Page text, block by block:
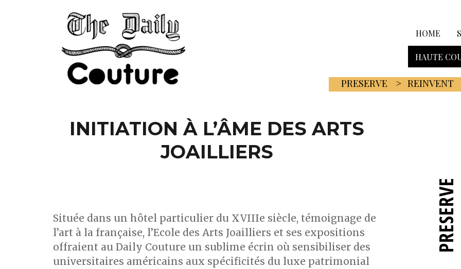
HOME
HAUTE
PRESERVE REINVENT
INITIATION À L’ÂME DES ARTS
JOAILLIERS
Située dans un hôtel particulier du XVIIIe siècle, témoignage de
l’art à la française, l’Ecole des Arts Joailliers et ses expositions
offraient au Daily Couture un sublime écrin où sensibiliser des
universitaires américains aux spécificités du luxe patrimonial
PRESERVE